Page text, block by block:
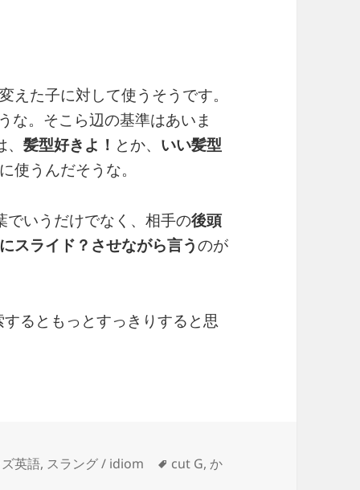
えた子に対して使うそうです。
な。そこら辺の基準はあいま
、髪型好きよ！ とか、 いい髪型
使うんだそうな。
でいうだけでなく、相手の後頭
スライド？させながら言うのが
るともっとすっきりすると思
英語, スラング / idiom
タ
cut G, か
いいヘアスタイルだね！ に